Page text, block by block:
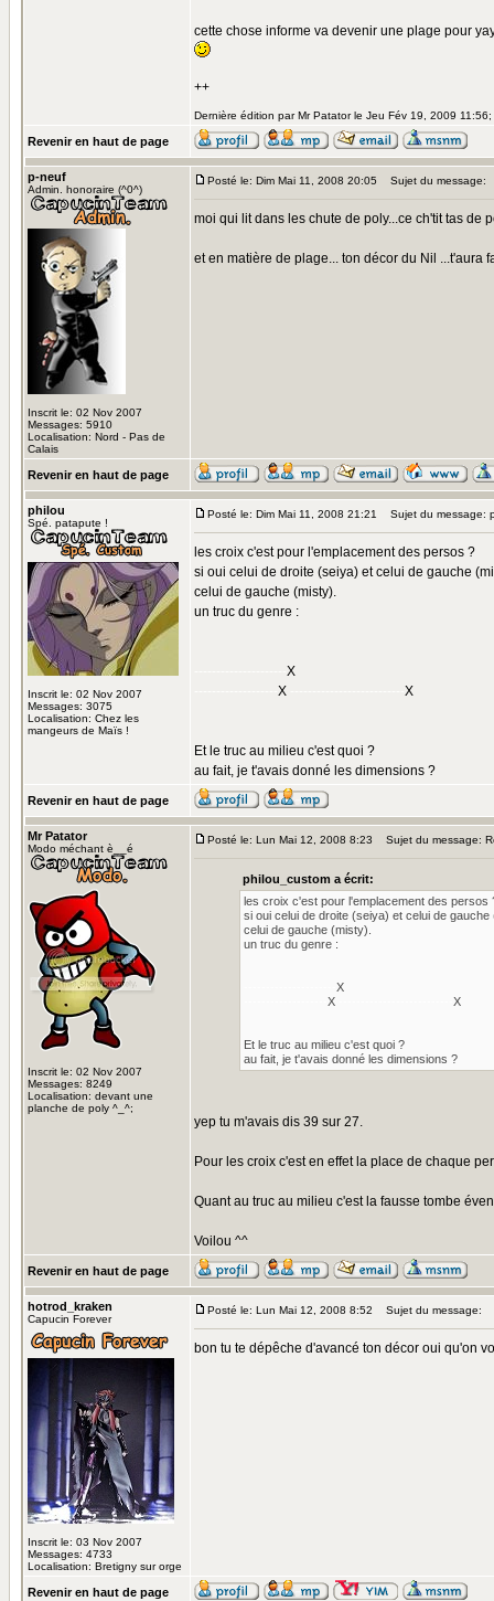
cette chose informe va devenir une plage pour
++
Dernière édition par Mr Patator le Jeu Fév 19, 2009
Revenir en haut de page
p-neuf
Admin. honoraire (^0^)
Inscrit le: 02 Nov 2007
Messages: 5910
Localisation: Nord - Pas de
Calais
Posté le: Dim Mai 11, 2008 20:05 Sujet du message:
moi qui lit dans les chute de poly...ce ch'tit tas de
et en matière de plage... ton décor du Nil ...t'aura
Revenir en haut de page
philou
Spé. patapute !
Inscrit le: 02 Nov 2007
Messages: 3075
Localisation: Chez les
mangeurs de Maïs !
Posté le: Dim Mai 11, 2008 21:21 Sujet du message:
les croix c'est pour l'emplacement des persos ?
si oui celui de droite (seiya) et celui de gauche
celui de gauche (misty).
un truc du genre :
X
X X
Et le truc au milieu c'est quoi ?
au fait, je t'avais donné les dimensions ?
Revenir en haut de page
Mr Patator
Modo méchant è__é
Inscrit le: 02 Nov 2007
Messages: 8249
Localisation: devant une
planche de poly ^_^;
Posté le: Lun Mai 12, 2008 8:23 Sujet du message:
philou_custom a écrit:
les croix c'est pour l'emplacement des persos
si oui celui de droite (seiya) et celui de
celui de gauche (misty).
un truc du genre :
X
X X
Et le truc au milieu c'est quoi ?
au fait, je t'avais donné les dimensions ?
yep tu m'avais dis 39 sur 27.
Pour les croix c'est en effet la place de chaque
Quant au truc au milieu c'est la fausse tombe
Voilou ^^
Revenir en haut de page
hotrod_kraken
Capucin Forever
Inscrit le: 03 Nov 2007
Messages: 4733
Localisation: Bretigny sur orge
Posté le: Lun Mai 12, 2008 8:52 Sujet du message:
bon tu te dépêche d'avancé ton décor oui qu'on
Revenir en haut de page